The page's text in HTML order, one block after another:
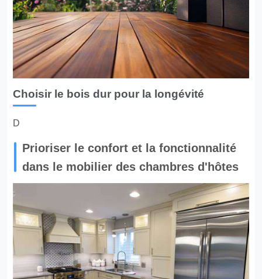
Choisir le bois dur pour la longévité
D
Prioriser le confort et la fonctionnalité
dans le mobilier des chambres d'hôtes